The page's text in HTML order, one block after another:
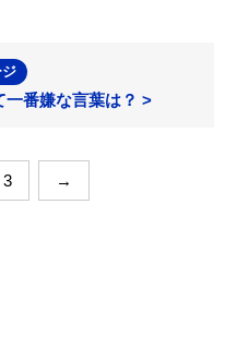
一番嫌な言葉は？ >
3 →